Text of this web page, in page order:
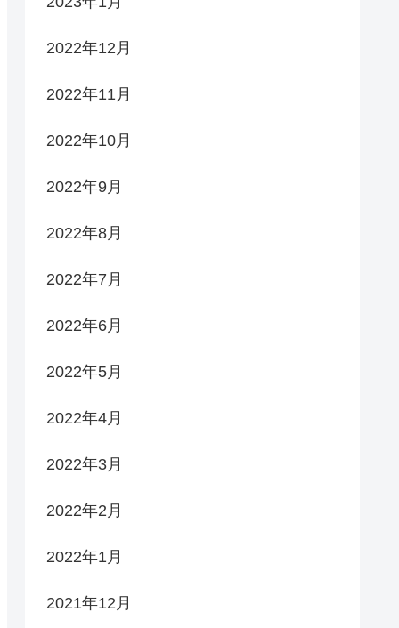
2022年12月
2022年11月
2022年10月
2022年9月
2022年8月
2022年7月
2022年6月
2022年5月
2022年4月
2022年3月
2022年2月
2022年1月
2021年12月